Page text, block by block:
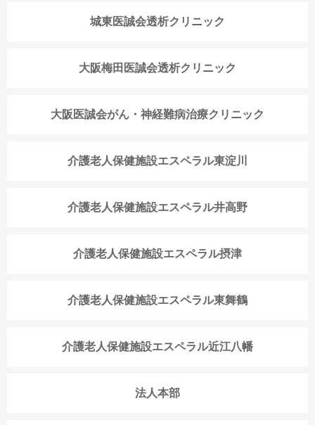
城東医誠会透析クリニック
大阪梅田医誠会透析クリニック
大阪医誠会がん・神経難病治療クリニック
介護老人保健施設エスペラル東淀川
介護老人保健施設エスペラル井高野
介護老人保健施設エスペラル摂津
介護老人保健施設エスペラル東舞鶴
介護老人保健施設エスペラル近江八幡
法人本部